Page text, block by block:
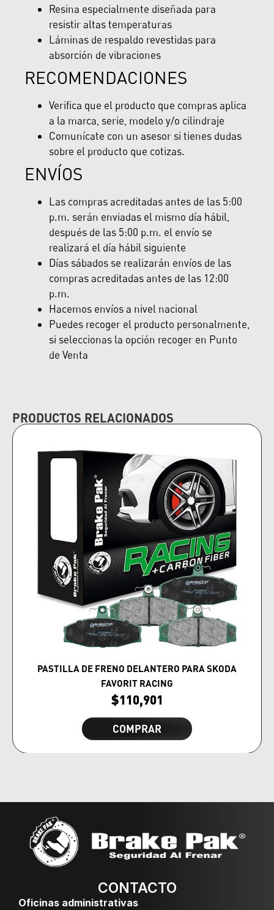
Resina especialmente diseñada para
resistir altas temperaturas
Láminas de respaldo revestidas para
absorción de vibraciones
RECOMENDACIONES
Verifica que el producto que compras aplica
a la marca, serie, modelo y/o cilindraje
Comunícate con un asesor si tienes dudas
sobre el producto que cotizas.
ENVÍOS
Las compras acreditadas antes de las 5:00
p.m. serán enviadas el mismo día hábil,
después de las 5:00 p.m. el envío se
realizará el día hábil siguiente
Días sábados se realizarán envíos de las
compras acreditadas antes de las 12:00
p.m.
Hacemos envíos a nivel nacional
Puedes recoger el producto personalmente,
si seleccionas la opción recoger en Punto
de Venta
PRODUCTOS RELACIONADOS
PASTILLA DE FRENO DELANTERO PARA SKODA
FAVORIT RACING
$110,901
COMPRAR
CONTACTO
Oficinas administrativas